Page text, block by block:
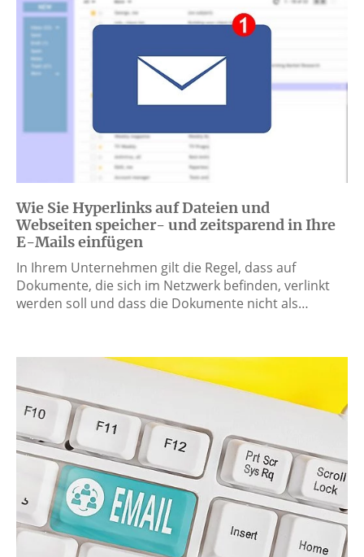
Wie Sie Hyperlinks auf Dateien und
Webseiten speicher- und zeitsparend in Ihre
E-Mails einfügen
In Ihrem Unternehmen gilt die Regel, dass auf
Dokumente, die sich im Netzwerk befinden, verlinkt
werden soll und dass die Dokumente nicht als…